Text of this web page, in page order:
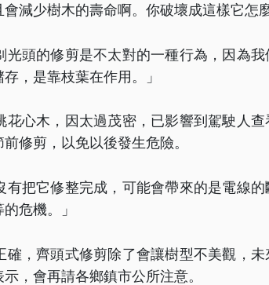
減少樹木的壽命啊。你破壞成這樣它怎
頭的修剪是不太對的一種行為，因為
，是靠枝葉在作用。」
心木，因太過茂密，已影響到駕駛人
修剪，以免以後發生危險。
把它修整完成，可能會帶來的是電線
危機。」
，齊頭式修剪除了會讓樹型不美觀，
，會再請各鄉鎮市公所注意。